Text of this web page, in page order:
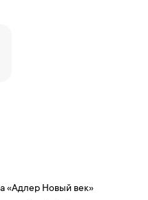
«Адлер Новый век»